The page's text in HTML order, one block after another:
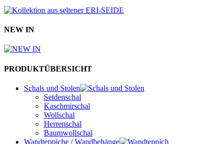
NEW IN
PRODUKTÜBERSICHT
Schals und Stolen
Seidenschal
Kaschmirschal
Wollschal
Herrenschal
Baumwollschal
Wandteppiche / Wandbehänge